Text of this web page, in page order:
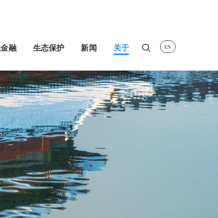
融 生态保护 新闻 关于
for:
Search